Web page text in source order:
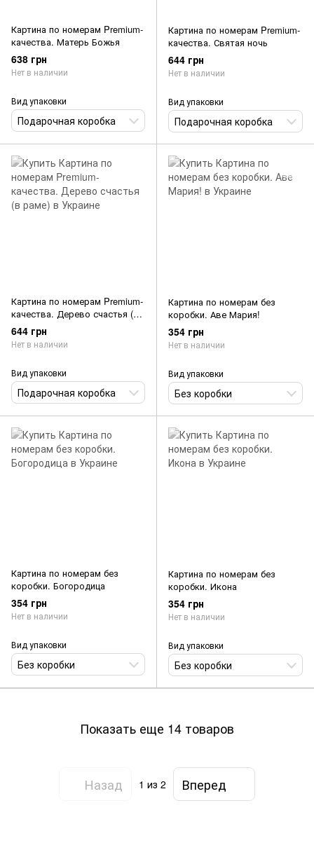
Картина по номерам Premium-
качества. Матерь Божья
638 грн
Нет в наличии
Вид упаковки
Подарочная коробка
Картина по номерам Premium-
качества. Святая ночь
644 грн
Нет в наличии
Вид упаковки
Подарочная коробка
Картина по номерам Premium-
качества. Дерево счастья (в
раме)
644 грн
Нет в наличии
Вид упаковки
Подарочная коробка
Картина по номерам без
коробки. Аве Мария!
354 грн
Нет в наличии
Вид упаковки
Без коробки
Картина по номерам без
коробки. Богородица
354 грн
Нет в наличии
Вид упаковки
Без коробки
Картина по номерам без
коробки. Икона
354 грн
Нет в наличии
Вид упаковки
Без коробки
Показать еще 14 товаров
Назад 1 из 2 Вперед